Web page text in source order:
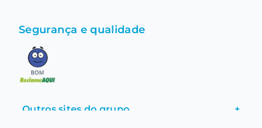
Segurança e qualidade
Outros sites do grupo +